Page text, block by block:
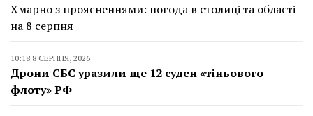
Хмарно з проясненнями: погода в столиці та області
на 8 серпня
10:18 8 СЕРПНЯ, 2026
Дрони СБС уразили ще 12 суден «тіньового
флоту» РФ